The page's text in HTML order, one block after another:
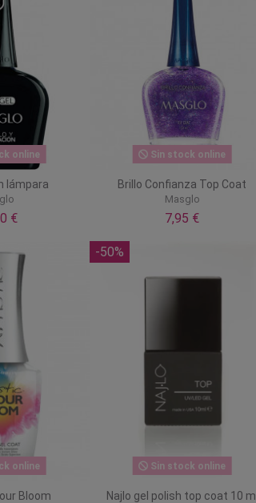
online
lámpara
€
Sin stock online
Brillo Confianza Top Coat
Masglo
7,95 €
online
Bloom
-50%
Sin stock online
Najlo gel polish top coat 10 ml